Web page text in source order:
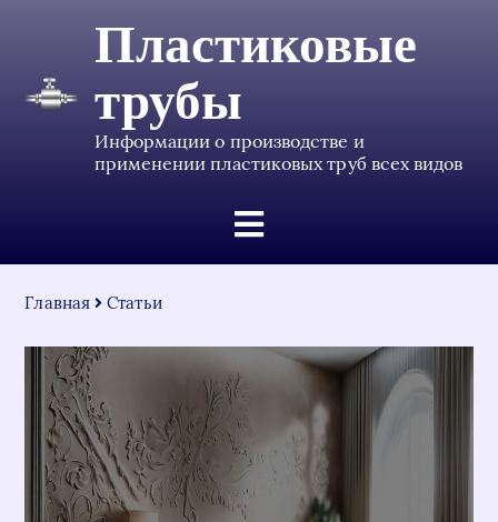
Пластиковые
трубы
Информации о производстве и
применении пластиковых труб всех видов
Главная Статьи